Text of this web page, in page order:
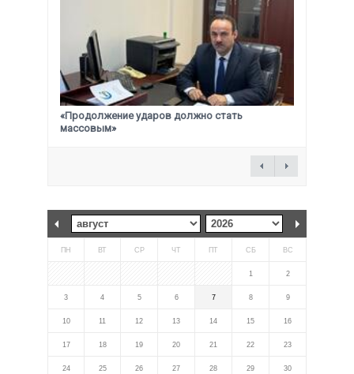
«Продолжение ударов должно стать
массовым»
ПН ВТ СР ЧТ ПТ СБ ВС
1 2
3 4 5 6 7 8 9
10 11 12 13 14 15 16
17 18 19 20 21 22 23
24 25 26 27 28 29 30